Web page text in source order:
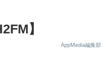
】
AppMedia編集部